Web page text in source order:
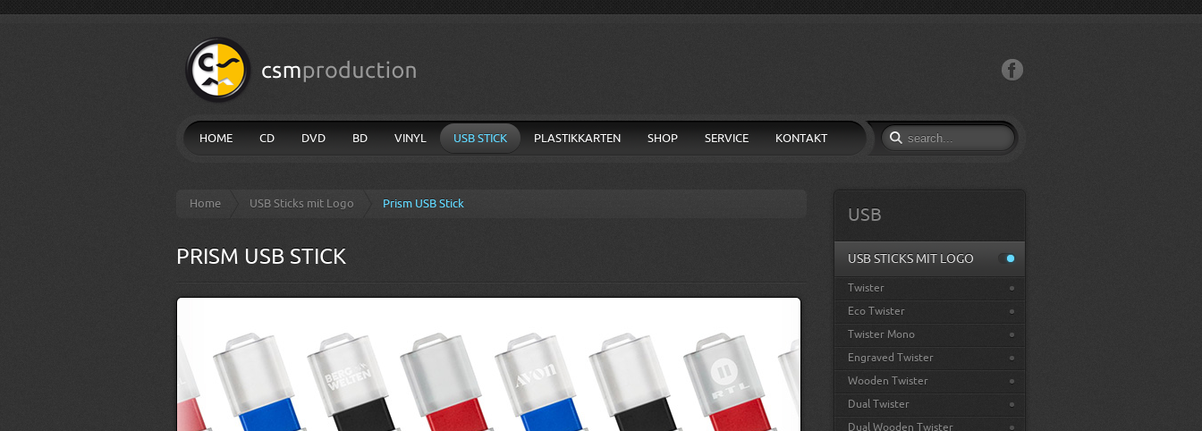
HOME CD DVD BD VINYL USB STICK PLASTIKKARTEN SHOP SERVICE KONTAKT
Home USB Sticks mit Logo Prism USB Stick
PRISM USB STICK
USB
USB STICKS MIT LOGO
Twister
Eco Twister
Twister Mono
Engraved Twister
Wooden Twister
Dual Twister
Dual Wooden Twister